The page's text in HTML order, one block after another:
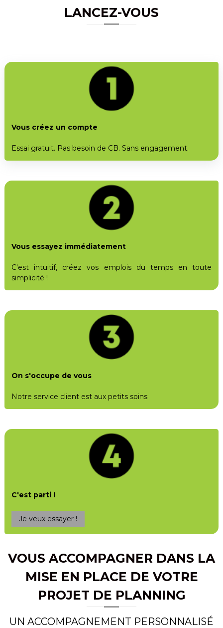
LANCEZ-VOUS
Vous créez un compte
Essai gratuit. Pas besoin de CB. Sans engagement.
Vous essayez immédiatement
C'est intuitif, créez vos emplois du temps en toute
simplicité !
On s'occupe de vous
Notre service client est aux petits soins
C'est parti !
Je veux essayer !
VOUS ACCOMPAGNER DANS LA
MISE EN PLACE DE VOTRE
PROJET DE PLANNING
UN ACCOMPAGNEMENT PERSONNALISÉ